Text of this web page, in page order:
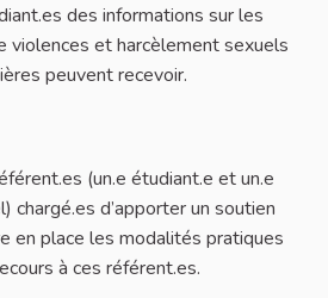
des informations sur les
violences et harcèlement sexuels
peuvent recevoir.
(un.e étudiant.e et un.e
chargé.es d’apporter un soutien
en place les modalités pratiques
à ces référent.es.